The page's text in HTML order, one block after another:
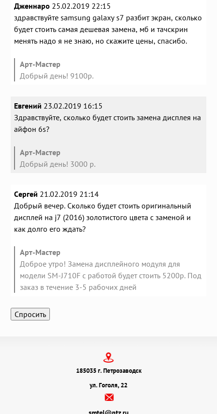
Дженнаро 25.02.2019 22:15
здравствуйте samsung galaxy s7 разбит экран, сколько
будет стоить самая дешевая замена, мб и тачскрин
менять надо я не знаю, но скажите цены, спасибо.
Арт-Мастер
Добрый день! 9100р.
Евгений 23.02.2019 16:15
Здравствуйте, сколько будет стоить замена дисплея на
айфон 6s?
Арт-Мастер
Добрый день! 3000 р.
Сергей 21.02.2019 21:14
Добрый вечер. Сколько будет стоить оригинальный
дисплей на j7 (2016) золотистого цвета с заменой и
как долго его ждать?
Арт-Мастер
Доброе утро! Замена дисплейного модуля для
модели SM-J710F с работой будет стоить 5200р. Под
заказ в течение 3-5 рабочих дней
185035 г. Петрозаводск
ул. Гоголя, 22